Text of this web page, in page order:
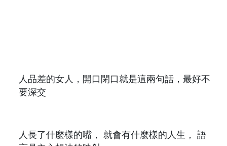
人品差的女人，開口閉口就是這兩句話，最好不
要深交
人長了什麼樣的嘴， 就會有什麼樣的人生， 語